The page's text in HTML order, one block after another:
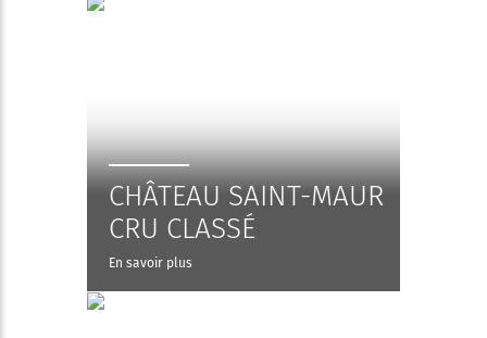
CHÂTEAU SAINT-MAUR
CRU CLASSÉ
En savoir plus